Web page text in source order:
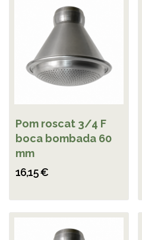
Pom roscat 3/4 F
boca bombada 60
mm
16,15 €